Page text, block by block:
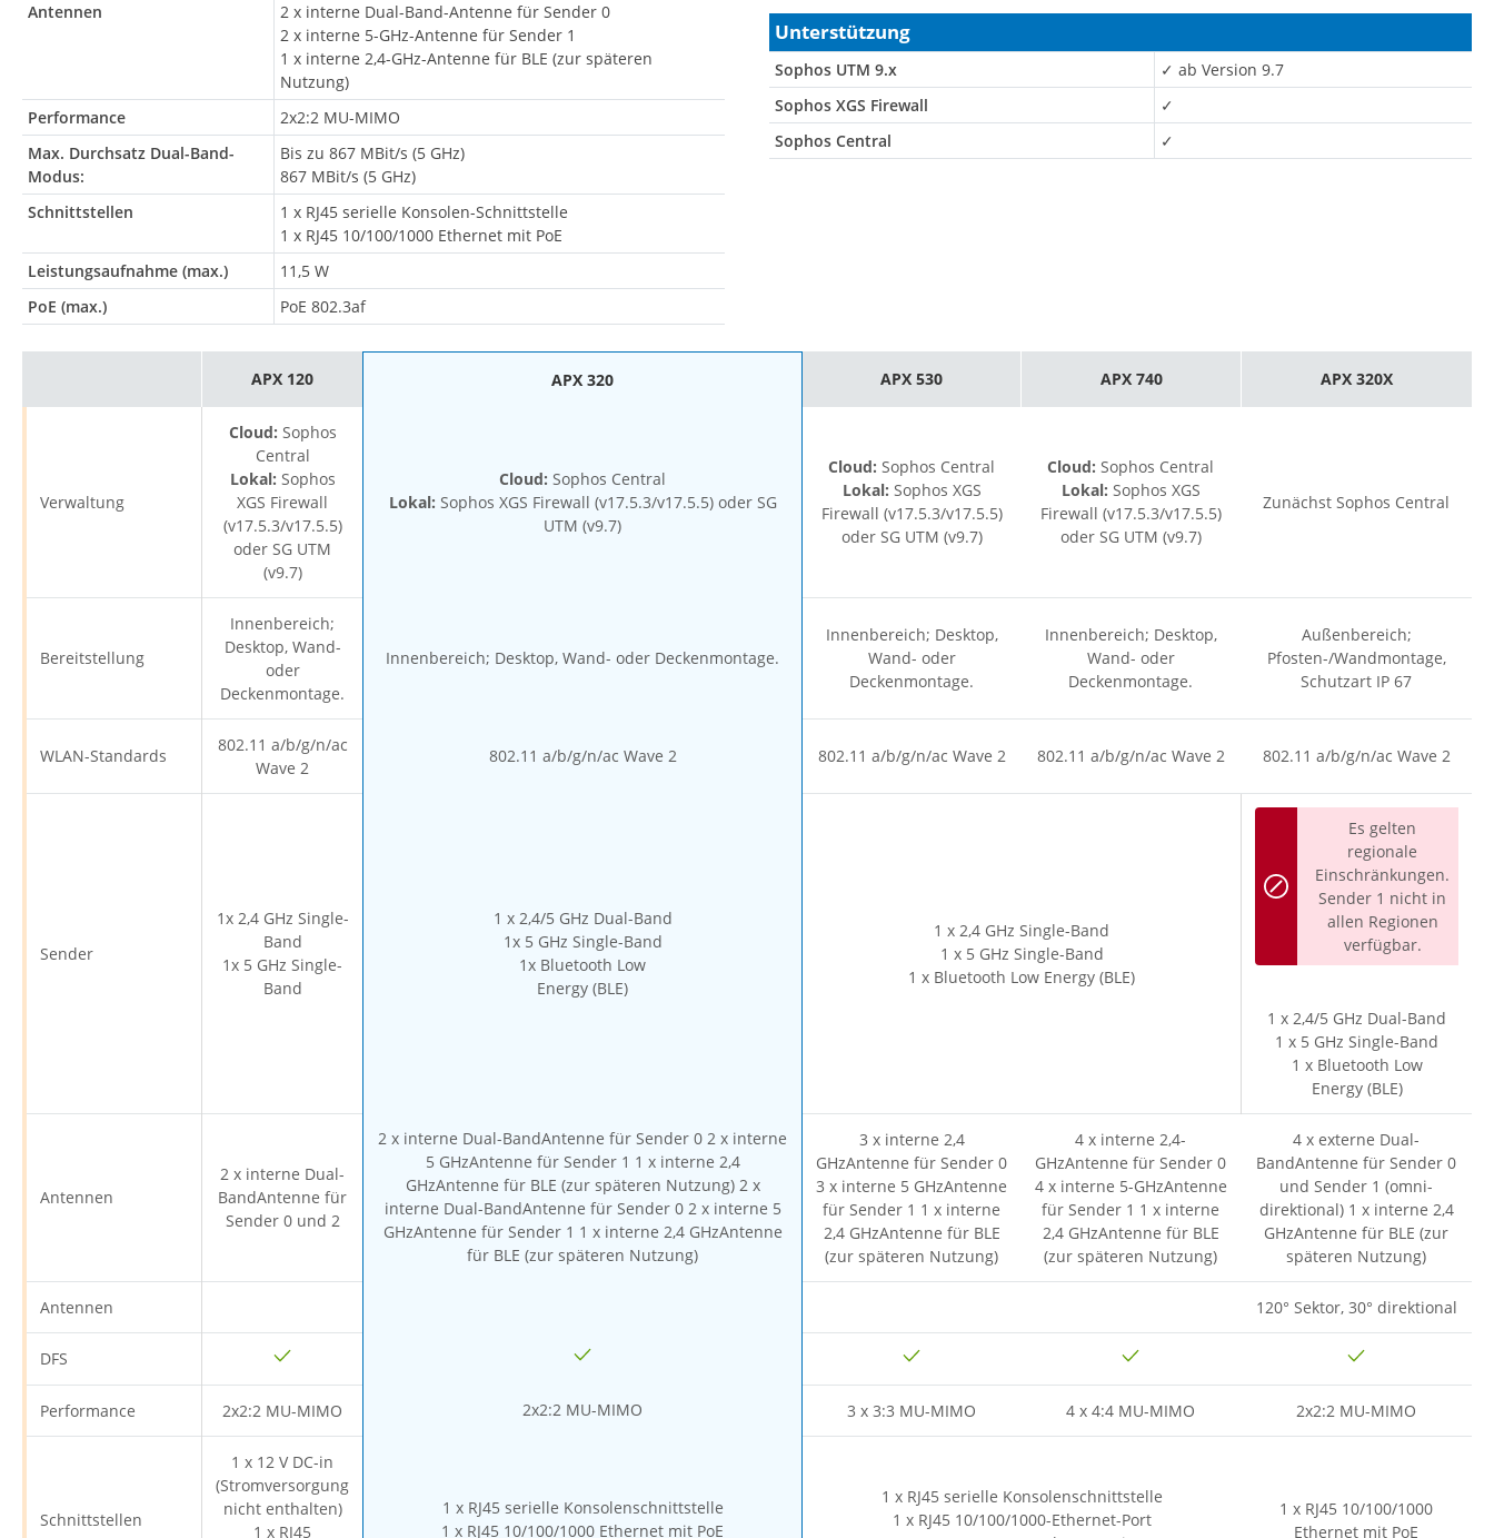
Antennen
2 x interne Dual-Band-Antenne für Sender 0
2 x interne 5-GHz-Antenne für Sender 1
1 x interne 2,4-GHz-Antenne für BLE (zur späteren
Nutzung)
Performance
2x2:2 MU-MIMO
Max. Durchsatz Dual-Band-
Modus:
Bis zu 867 MBit/s (5 GHz)
867 MBit/s (5 GHz)
Schnittstellen
1 x RJ45 serielle Konsolen-Schnittstelle
1 x RJ45 10/100/1000 Ethernet mit PoE
Leistungsaufnahme (max.)
11,5 W
PoE (max.)
PoE 802.3af
Unterstützung
Sophos UTM 9.x
✓ ab Version 9.7
Sophos XGS Firewall
✓
Sophos Central
✓
APX 120 APX 320 APX 530 APX 740 APX 320X
Verwaltung
Cloud: Sophos
Central
Lokal: Sophos
XGS Firewall
(v17.5.3/v17.5.5)
oder SG UTM
(v9.7)
Cloud: Sophos Central
Lokal: Sophos XGS Firewall (v17.5.3/v17.5.5) oder SG
UTM (v9.7)
Cloud: Sophos Central
Lokal: Sophos XGS
Firewall (v17.5.3/v17.5.5)
oder SG UTM (v9.7)
Cloud: Sophos Central
Lokal: Sophos XGS
Firewall (v17.5.3/v17.5.5)
oder SG UTM (v9.7)
Zunächst Sophos Central
Bereitstellung
Innenbereich;
Desktop, Wand-
oder
Deckenmontage.
Innenbereich; Desktop, Wand- oder Deckenmontage.
Innenbereich; Desktop,
Wand- oder
Deckenmontage.
Innenbereich; Desktop,
Wand- oder
Deckenmontage.
Außenbereich;
Pfosten-/Wandmontage,
Schutzart IP 67
WLAN-Standards
802.11 a/b/g/n/ac
Wave 2
802.11 a/b/g/n/ac Wave 2 802.11 a/b/g/n/ac Wave 2 802.11 a/b/g/n/ac Wave 2 802.11 a/b/g/n/ac Wave 2
Sender
1x 2,4 GHz Single-
Band
1x 5 GHz Single-
Band
1 x 2,4/5 GHz Dual-Band
1x 5 GHz Single-Band
1x Bluetooth Low
Energy (BLE)
1 x 2,4 GHz Single-Band
1 x 5 GHz Single-Band
1 x Bluetooth Low Energy (BLE)
Es gelten
regionale
Einschränkungen.
Sender 1 nicht in
allen Regionen
verfügbar.
1 x 2,4/5 GHz Dual-Band
1 x 5 GHz Single-Band
1 x Bluetooth Low
Energy (BLE)
Antennen
2 x interne Dual-
BandAntenne für
Sender 0 und 2
2 x interne Dual-BandAntenne für Sender 0 2 x interne
5 GHzAntenne für Sender 1 1 x interne 2,4
GHzAntenne für BLE (zur späteren Nutzung) 2 x
interne Dual-BandAntenne für Sender 0 2 x interne 5
GHzAntenne für Sender 1 1 x interne 2,4 GHzAntenne
für BLE (zur späteren Nutzung)
3 x interne 2,4
GHzAntenne für Sender 0
3 x interne 5 GHzAntenne
für Sender 1 1 x interne
2,4 GHzAntenne für BLE
(zur späteren Nutzung)
4 x interne 2,4-
GHzAntenne für Sender 0
4 x interne 5-GHzAntenne
für Sender 1 1 x interne
2,4 GHzAntenne für BLE
(zur späteren Nutzung)
4 x externe Dual-
BandAntenne für Sender 0
und Sender 1 (omni-
direktional) 1 x interne 2,4
GHzAntenne für BLE (zur
späteren Nutzung)
Antennen 120° Sektor, 30° direktional
DFS
Performance 2x2:2 MU-MIMO 2x2:2 MU-MIMO 3 x 3:3 MU-MIMO 4 x 4:4 MU-MIMO 2x2:2 MU-MIMO
Schnittstellen
1 x 12 V DC-in
(Stromversorgung
nicht enthalten)
1 x RJ45
1 x RJ45 serielle Konsolenschnittstelle
1 x RJ45 10/100/1000 Ethernet mit PoE
1 x RJ45 serielle Konsolenschnittstelle
1 x RJ45 10/100/1000-Ethernet-Port
1 x RJ45 10/100/1000
Ethernet mit PoE